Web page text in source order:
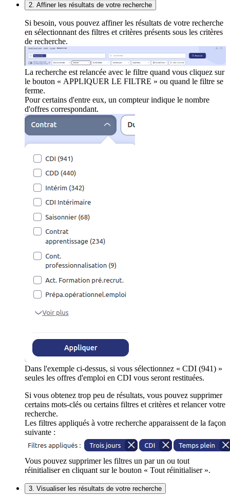
2. Affiner les résultats de votre recherche
Si besoin, vous pouvez affiner les résultats de votre recherche
en sélectionnant des filtres et critères présents sous les critères
de recherche.
La recherche est relancée avec le filtre quand vous cliquez sur
le bouton « APPLIQUER LE FILTRE » ou quand le filtre se
ferme.
Pour certains d'entre eux, un compteur indique le nombre
d'offres correspondant.
Dans l'exemple ci-dessus, si vous sélectionnez « CDI (941) »
seules les offres d'emploi en CDI vous seront restituées.
Si vous obtenez trop peu de résultats, vous pouvez supprimer
certains mots-clés ou certains filtres et critères et relancer votre
recherche.
Les filtres appliqués à votre recherche apparaissent de la façon
suivante :
Vous pouvez supprimer les filtres un par un ou tout
réinitialiser en cliquant sur le bouton « Tout réinitialiser ».
3. Visualiser les résultats de votre recherche